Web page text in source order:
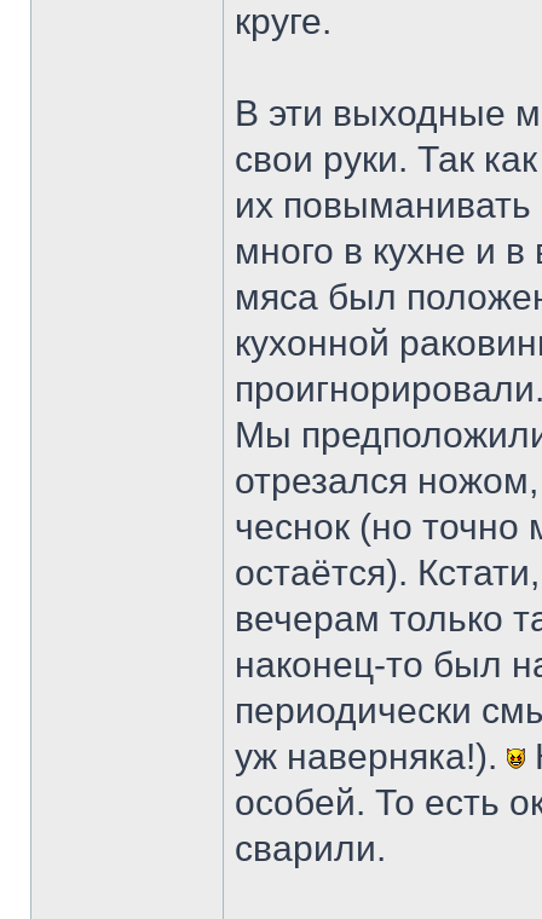
круге.
В эти выходные
свои руки. Так
их
много в кухне и в
мяса был
кухонной
Мы
отрезался
чеснок (но
остаётся).
вечерам только
наконец-то был
периодически
уж наверняка!).
особей. То есть
сварили.